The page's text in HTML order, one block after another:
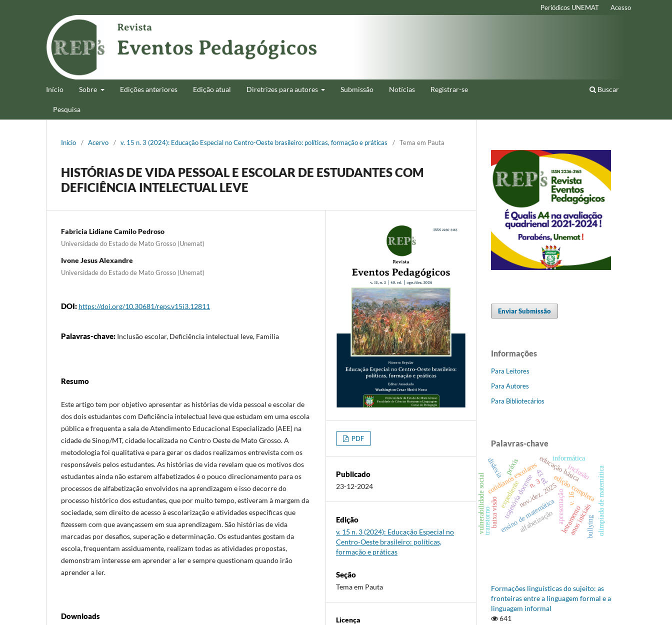
Início Sobre Edições anteriores Edição atual Diretrizes para autores Submissão Notícias Registrar-se
Pesquisa
Buscar
Periódicos UNEMAT Acesso
Início / Acervo / v. 15 n. 3 (2024): Educação Especial no Centro-Oeste brasileiro: políticas, formação e práticas / Tema em Pauta
HISTÓRIAS DE VIDA PESSOAL E ESCOLAR DE ESTUDANTES COM
DEFICIÊNCIA INTELECTUAL LEVE
Fabricia Lidiane Camilo Pedroso
Universidade do Estado de Mato Grosso (Unemat)
Ivone Jesus Alexandre
Universidade do Estado de Mato Grosso (Unemat)
DOI: https://doi.org/10.30681/reps.v15i3.12811
Palavras-chave: Inclusão escolar, Deficiência intelectual leve, Família
Resumo
Este artigo tem por objetivo apresentar as histórias de vida pessoal e escolar de
dos dois estudantes com Deficiência intelectual leve que estudam em uma escola
pública e frequenta a sala de Atendimento Educacional Especializado (AEE) na
cidade de Sinop/MT, cidade localizada no Centro Oeste de Mato Grosso. A
metodologia foi qualitativa e para gerar os dados realizamos entrevista com os
responsáveis pelos estudantes. As histórias de vida revelam que os motivos dos
estudantes ainda não estarem alfabetizados é o pouco direcionamento para os
processos de alfabetização envolvidos na aprendizagem e isso decorre do
processo histórico dos estudantes, que por muito tempo, estiveram à margem da
sociedade, sem direito de acesso à escolarização e atividades especificas que
fizessem com que avançassem em sua aprendizagem. São histórias de vida
marcadas por desafios, superação e determinação. Os estudantes gostam da
escola, frequentam assiduamente, realizam todas as atividades propostas,
demonstram interesse em aprender a ler e sempre questionam quando irão
aprender a ler.
Downloads
PDF
Publicado
23-12-2024
Edição
v. 15 n. 3 (2024): Educação Especial no
Centro-Oeste brasileiro: políticas,
formação e práticas
Seção
Tema em Pauta
Licença
Enviar Submissão
Informações
Para Leitores
Para Autores
Para Bibliotecários
Palavras-chave
edição completa
v. 16
n. 3
nov./dez. 2025
43 ed.
expediente apresentação
ensino de matemática
cotidianos escolares
trajetória docente olimpíada de matemática
baixa visão
educação básica
inclusão
alfabetização letramento
informática
anos iniciais
vulnerabilidade social
práxis
dislexia
transtorno bullying
Formações linguísticas do sujeito: as
fronteiras entre a linguagem formal e a
linguagem informal
641